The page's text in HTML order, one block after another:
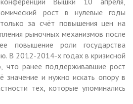
рост в нулевые годы
за счёт повышения цен на
рыночных механизмов после
повышение роли государства
В 2012-2014-х годах в кризисной
что ранее поддерживавшие рост
значение и нужно искать опору в
тех, которые упоминались